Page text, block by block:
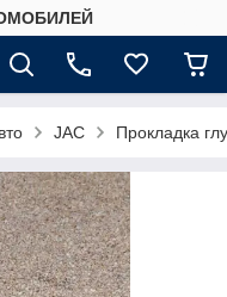
JAC Прокладка